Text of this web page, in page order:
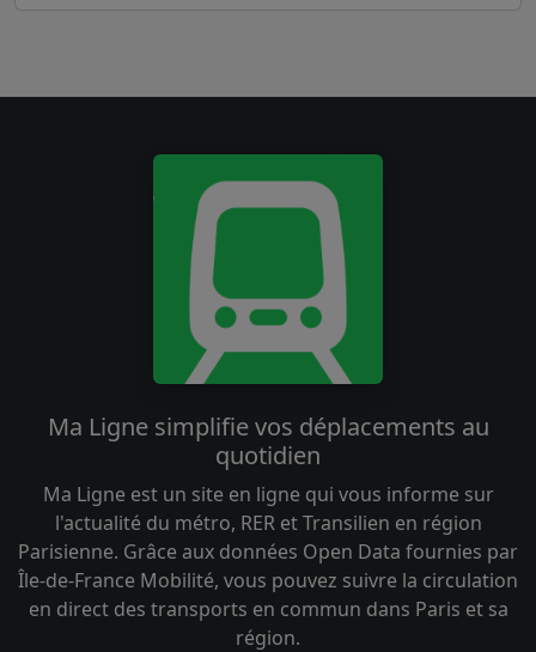
Ma Ligne simplifie vos déplacements au
quotidien
Ma Ligne est un site en ligne qui vous informe sur
l'actualité du métro, RER et Transilien en région
Parisienne. Grâce aux données Open Data fournies par
Île-de-France Mobilité, vous pouvez suivre la circulation
en direct des transports en commun dans Paris et sa
région.